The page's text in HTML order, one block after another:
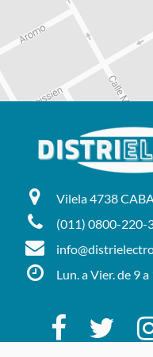
Vilela 4738
(011) 0800-220-
Lun. a Vier. de 9